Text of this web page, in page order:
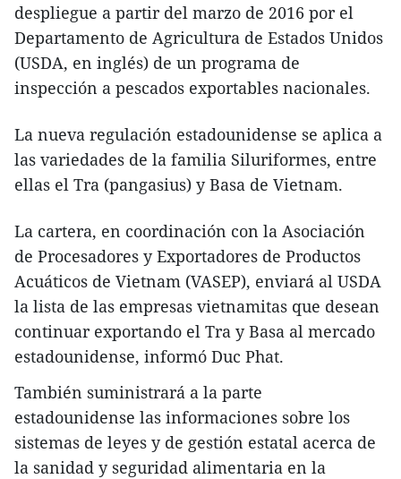
despliegue a partir del marzo de 2016 por el
Departamento de Agricultura de Estados Unidos
(USDA, en inglés) de un programa de
inspección a pescados exportables nacionales.
La nueva regulación estadounidense se aplica a
las variedades de la familia Siluriformes, entre
ellas el Tra (pangasius) y Basa de Vietnam.
La cartera, en coordinación con la Asociación
de Procesadores y Exportadores de Productos
Acuáticos de Vietnam (VASEP), enviará al USDA
la lista de las empresas vietnamitas que desean
continuar exportando el Tra y Basa al mercado
estadounidense, informó Duc Phat.
También suministrará a la parte
estadounidense las informaciones sobre los
sistemas de leyes y de gestión estatal acerca de
la sanidad y seguridad alimentaria en la